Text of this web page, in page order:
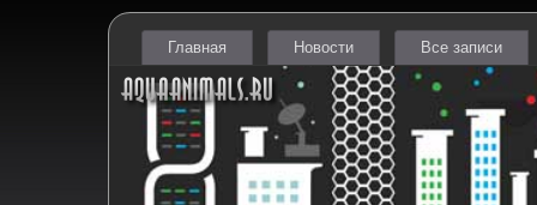
Главная Новости Все записи